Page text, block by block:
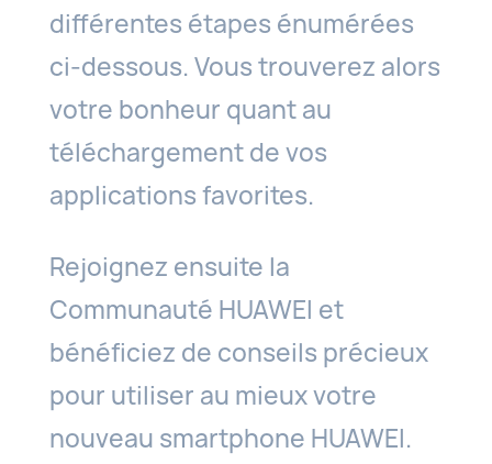
différentes étapes énumérées
ci-dessous. Vous trouverez alors
votre bonheur quant au
téléchargement de vos
applications favorites.
Rejoignez ensuite la
Communauté HUAWEI et
bénéficiez de conseils précieux
pour utiliser au mieux votre
nouveau smartphone HUAWEI.